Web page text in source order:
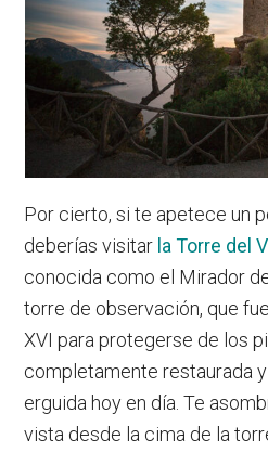
Por cierto, si te apetece un
deberías visitar la Torre del
conocida como el Mirador
torre de observación, que
XVI para protegerse de los
completamente restaurada
erguida hoy en día. Te
vista desde la cima de la